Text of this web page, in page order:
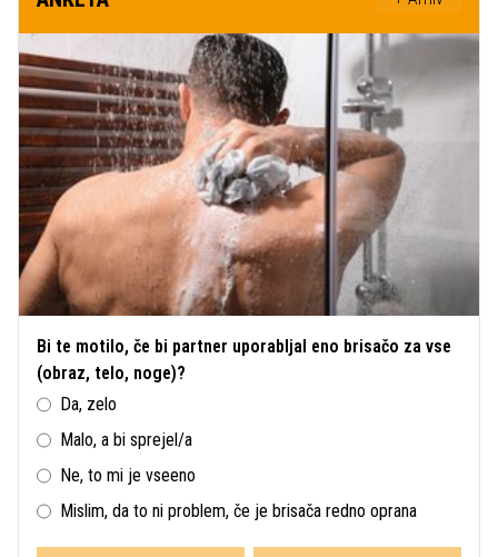
Bi te motilo, če bi partner uporabljal eno brisačo za vse
(obraz, telo, noge)?
Da, zelo
Malo, a bi sprejel/a
Ne, to mi je vseeno
Mislim, da to ni problem, če je brisača redno oprana